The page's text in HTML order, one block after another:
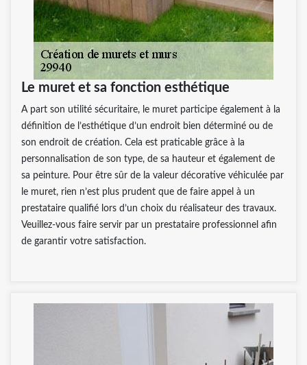
Le muret et sa fonction esthétique
A part son utilité sécuritaire, le muret participe également à la
définition de l’esthétique d’un endroit bien déterminé ou de
son endroit de création. Cela est praticable grâce à la
personnalisation de son type, de sa hauteur et également de
sa peinture. Pour être sûr de la valeur décorative véhiculée par
le muret, rien n’est plus prudent que de faire appel à un
prestataire qualifié lors d’un choix du réalisateur des travaux.
Veuillez-vous faire servir par un prestataire professionnel afin
de garantir votre satisfaction.